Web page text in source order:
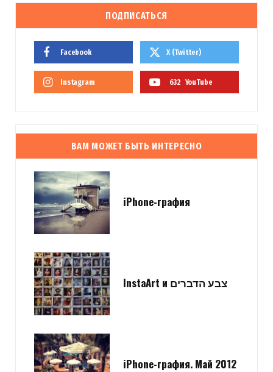
ПОДПИСАТЬСЯ
Facebook X (Twitter)
Instagram 632 YouTube
ВАМ МОЖЕТ БЫТЬ ИНТЕРЕСНО
iPhone-графия
InstaArt и צבע הדברים
iPhone-графия. Май 2012